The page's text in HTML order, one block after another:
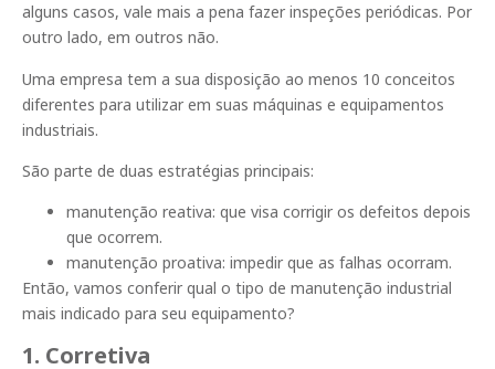
alguns casos, vale mais a pena fazer inspeções periódicas. Por
outro lado, em outros não.
Uma empresa tem a sua disposição ao menos 10 conceitos
diferentes para utilizar em suas máquinas e equipamentos
industriais.
São parte de duas estratégias principais:
manutenção reativa: que visa corrigir os defeitos depois
que ocorrem.
manutenção proativa: impedir que as falhas ocorram.
Então, vamos conferir qual o tipo de manutenção industrial
mais indicado para seu equipamento?
1. Corretiva